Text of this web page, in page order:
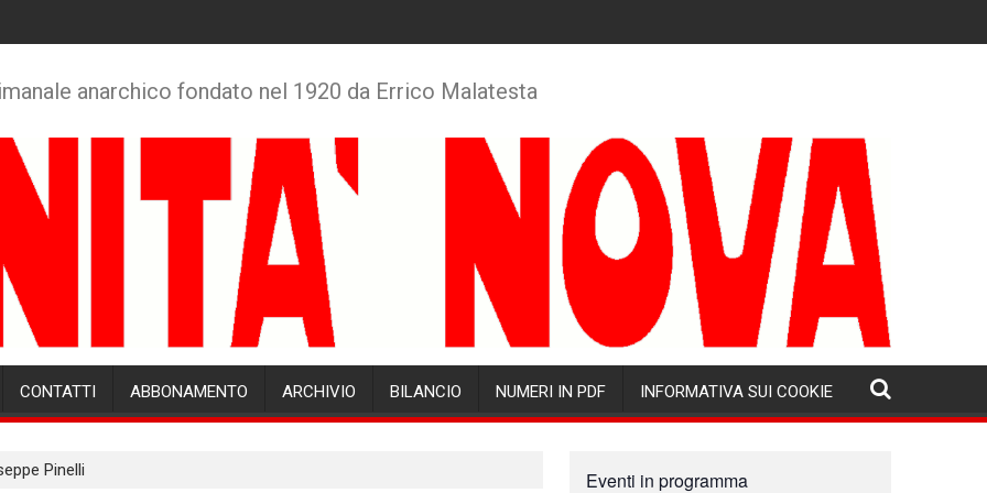
anarchico fondato nel 1920 da Errico Malatesta
CONTATTI ABBONAMENTO ARCHIVIO BILANCIO NUMERI IN PDF INFORMATIVA SUI COOKIE
Pinelli Eventi in programma